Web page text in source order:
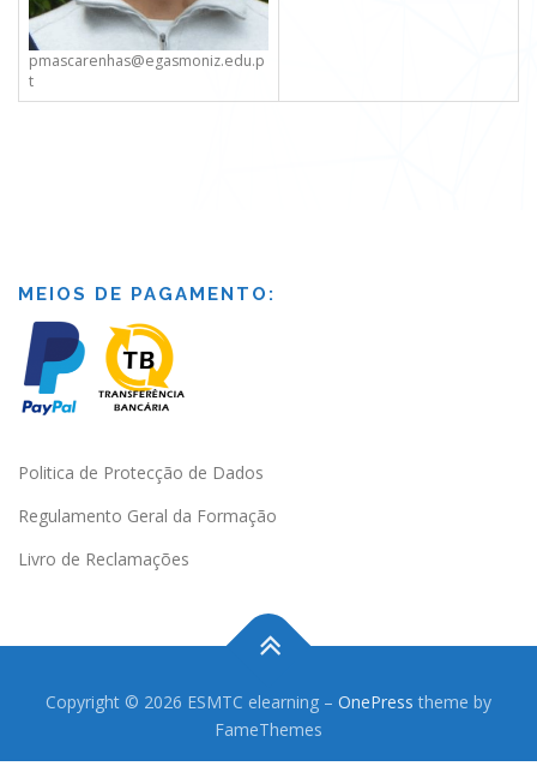
pmascarenhas@egasmoniz.edu.p
t
MEIOS DE PAGAMENTO:
Politica de Protecção de Dados
Regulamento Geral da Formação
Livro de Reclamações
Copyright © 2026 ESMTC elearning – OnePress theme by
FameThemes